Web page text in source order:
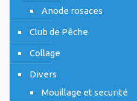
Anode rosaces
Club de Pêche
Collage
Divers
Mouillage et securité